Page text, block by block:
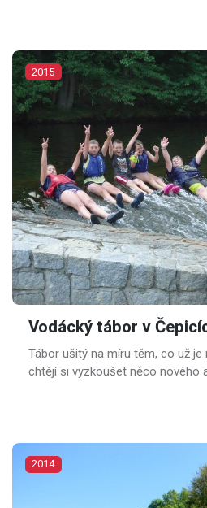
2015
Vodácký tábor v
Tábor ušitý na míru těm, co už je
chtějí si vyzkoušet něco nového
2014